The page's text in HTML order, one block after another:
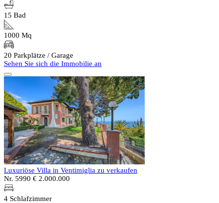
15 Bad
1000 Mq
20 Parkplätze / Garage
Sehen Sie sich die Immobilie an
Luxuriöse Villa in Ventimiglia zu verkaufen
Nr. 5990 € 2.000.000
4 Schlafzimmer